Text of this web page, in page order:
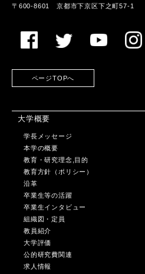
〒600-8601 京都市下京区下之町57-1
ページTOPへ
大学概要
学長メッセージ
本学の概要
教育・研究理念,目的
教育方針（ポリシー）
沿革
卒業生等の活躍
卒業生インタビュー
組織図・定員
教員紹介
大学評価
公的研究費関連
求人情報